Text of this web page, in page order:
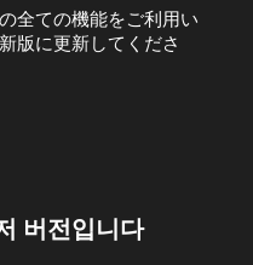
全ての機能をご利用い
版に更新してくださ
버전입니다